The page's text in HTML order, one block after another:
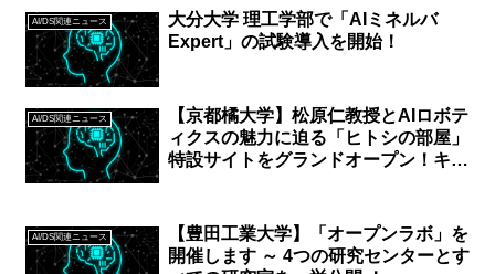
AI/DS関連ニュース
大分大学 理工学部で「AIミネルバ
Expert」の試験導入を開始！
AI/DS関連ニュース
【京都橘大学】松原仁教授とAIロボテ
ィクスの魅力に迫る「ヒトシの部屋」
特設サイトをグランドオープン！キー
AI/DS関連ニュース
【豊田工業大学】「オープンラボ」を
開催します ～ 4つの研究センターとす